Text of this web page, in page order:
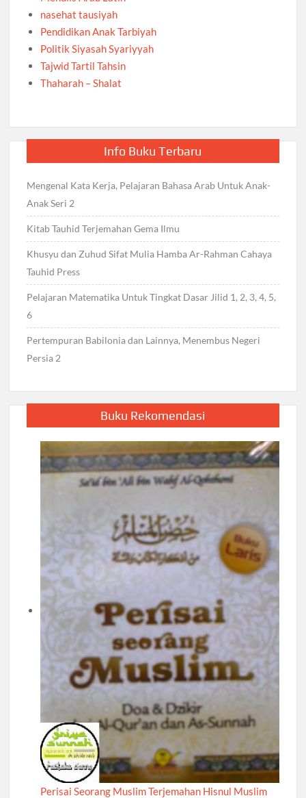
nasehat tausiyah
Pendidikan Anak Tarbiyah
Politik Siyasah Syariyyah
Tajwid Tartil Tahsin
Thaharah – Shalat
Info Buku Terbaru
Mengenal Kata Kerja, Pelajaran Bahasa Arab Untuk Anak-
Anak Seri 2
Kitab Tauhid Terjemahan Gema Ilmu
Khusyu dan Zuhud Sifat Mulia Hamba Ar-Rahman Cahaya
Tauhid Press
Pelajaran Matematika Untuk Tingkat Dasar Jilid 1, 2, 3, 4, 5,
6
Pertempuran Babilonia dan Lainnya, Menembus Negeri
Persia 2
Buku Rekomendasi
Perisai Seorang Muslim Terjemahan Hisnul Muslim